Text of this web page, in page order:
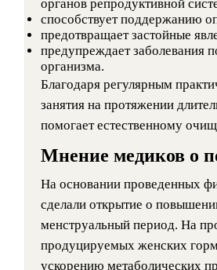
органов репродуктивной
способствует поддержанию
предотвращает застойные
предупреждает заболевания
организма.
Благодаря регулярным
занятия на протяжении
помогает естественному
Мнение медиков о
На основании проведенных
сделали открытие о
менструальный период. На
продуцируемых женских
ускорению метаболических